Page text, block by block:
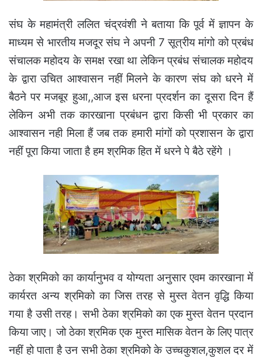
संघ के महामंत्री ललित चंद्रवंशी ने बताया कि पूर्व में ज्ञापन के
माध्यम से भारतीय मजदूर संघ ने अपनी 7 सूत्रीय मांगो को प्रबंध
संचालक महोदय के समक्ष रखा था लेकिन प्रबंध संचालक महोदय
के द्वारा उचित आश्वासन नहीं मिलने के कारण संघ को धरने में
बैठने पर मजबूर हुआ,,आज इस धरना प्रदर्शन का दूसरा दिन हैं
लेकिन अभी तक कारखाना प्रबंधन द्वारा किसी भी प्रकार का
आश्वासन नही मिला हैं जब तक हमारी मांगों को प्रशासन के द्वारा
नहीं पूरा किया जाता है हम श्रमिक हित में धरने पे बैठे रहेंगे ।
ठेका श्रमिको का कार्यानुभव व योग्यता अनुसार एवम कारखाना में
कार्यरत अन्य श्रमिको का जिस तरह से मुस्त वेतन वृद्धि किया
गया है उसी तरह। सभी ठेका श्रमिको का एक मुस्त वेतन प्रदान
किया जाए। जो ठेका श्रमिक एक मुस्त मासिक वेतन के लिए पात्र
नहीं हो पाता है उन सभी ठेका श्रमिको के उच्चकुशल,कुशल दर में